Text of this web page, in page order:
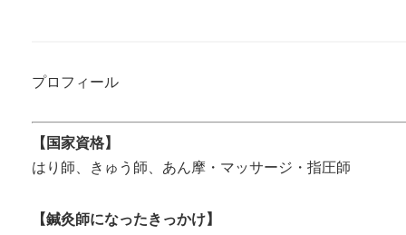
プロフィール
【国家資格】
はり師、きゅう師、あん摩・マッサージ・指圧師
【鍼灸師になったきっかけ】